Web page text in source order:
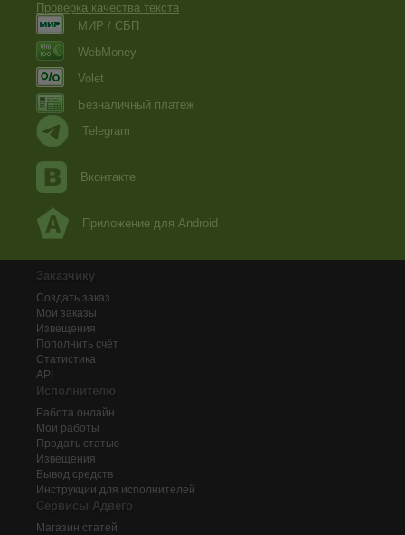
Проверка качества текста
МИР / СБП
WebMoney
Volet
Безналичный платеж
Telegram
Вконтакте
Приложение для Android
Заказчику
Создать заказ
Мои заказы
Извещения
Пополнить счёт
Статистика
API
Исполнителю
Работа онлайн
Мои работы
Продать статью
Извещения
Вывод средств
Инструкции для исполнителей
Сервисы Адвего
Магазин статей